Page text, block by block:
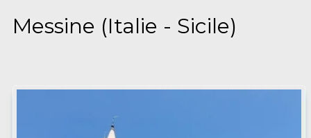
Messine (Italie - Sicile)